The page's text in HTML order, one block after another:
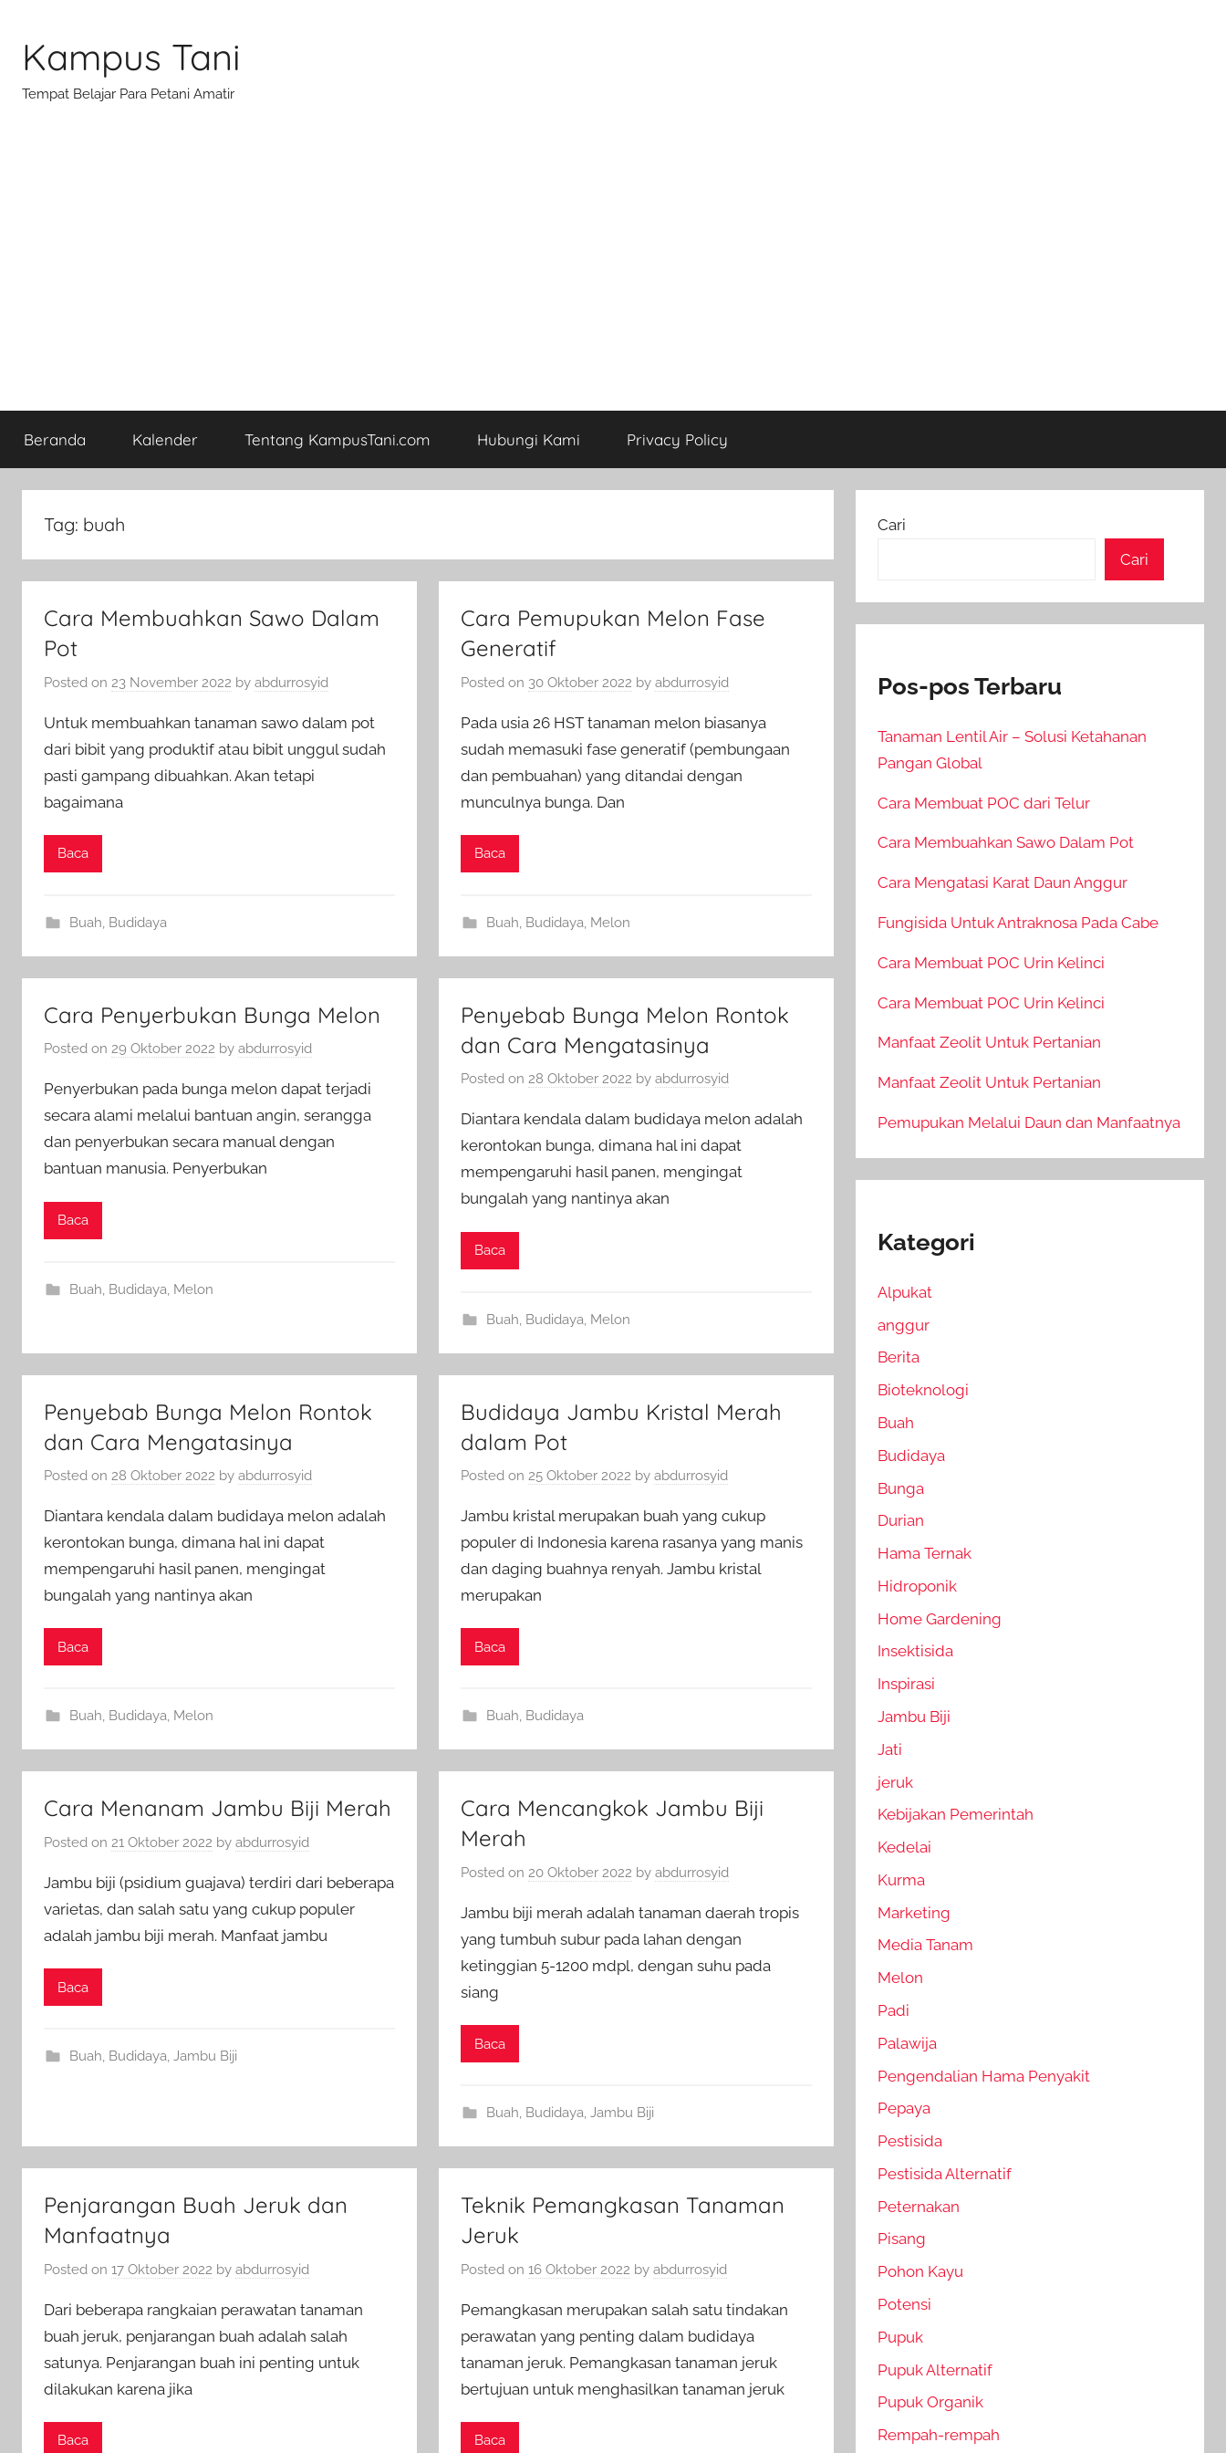
content
Kampus Tani
Tempat Belajar Para Petani Amatir
Beranda Kalender Tentang KampusTani.com Hubungi Kami Privacy Policy
Tag: buah
Cara Membuahkan Sawo Dalam
Pot
Posted on 23 November 2022 by abdurrosyid
Untuk membuahkan tanaman sawo dalam pot
dari bibit yang produktif atau bibit unggul sudah
pasti gampang dibuahkan. Akan tetapi
bagaimana
Baca
Buah, Budidaya
Cara Pemupukan Melon Fase
Generatif
Posted on 30 Oktober 2022 byabdurrosyid
Pada usia 26 HST tanaman melon biasanya
sudah memasuki fase generatif (pembungaan
dan pembuahan) yang ditandai dengan
munculnya bunga. Dan
Baca
Buah, Budidaya, Melon
Cara Penyerbukan Bunga Melon
Posted on 29 Oktober 2022 by abdurrosyid
Penyerbukan pada bunga melon dapat terjadi
secara alami melalui bantuan angin, serangga
dan penyerbukan secara manual dengan
bantuan manusia. Penyerbukan
Baca
Buah Budidaya Melon
Penyebab Bunga Melon Rontok
dan Cara Mengatasinya
Posted on28 Oktober 2022 byabdurrosyid
Diantara kendala dalam budidaya melon adalah
kerontokan bunga, dimana hal ini dapat
mempengaruhi hasil panen, mengingat
bungalah yang nantinya akan
Baca
Buah Budidaya Melon
Penyebab Bunga Melon Rontok
dan Cara Mengatasinya
Posted on 28 Oktober 2022 by abdurrosyid
Diantara kendala dalam budidaya melon adalah
kerontokan bunga, dimana hal ini dapat
mempengaruhi hasil panen, mengingat
bungalah yang nantinya akan
Baca
Buah, Budidaya, Melon
Budidaya Jambu Kristal Merah
dalam Pot
Posted on25 Oktober 2022 byabdurrosyid
Jambu kristal merupakan buah yang cukup
populer di Indonesia karena rasanya yang manis
dan daging buahnya renyah. Jambu kristal
merupakan
Baca
Buah, Budidaya
Cara Menanam Jambu Biji Merah
Posted on 21 Oktober 2022 by abdurrosyid
Jambu biji (psidium guajava) terdiri dari beberapa
varietas, dan salah satu yang cukup populer
adalah jambu biji merah. Manfaat jambu
Baca
Buah, Budidaya, Jambu Biji
Cara Mencangkok Jambu Biji
Merah
Posted on20 Oktober 2022 byabdurrosyid
Jambu biji merah adalah tanaman daerah tropis
yang tumbuh subur pada lahan dengan
ketinggian 5-1200 mdpl, dengan suhu pada
siang
Baca
Buah, Budidaya, Jambu Biji
Penjarangan Buah Jeruk dan
Manfaatnya
Posted on 17 Oktober 2022 by abdurrosyid
Dari beberapa rangkaian perawatan tanaman
buah jeruk, penjarangan buah adalah salah
satunya. Penjarangan buah ini penting untuk
dilakukan karena jika
Baca
Teknik Pemangkasan Tanaman
Jeruk
Posted on16 Oktober 2022 byabdurrosyid
Pemangkasan merupakan salah satu tindakan
perawatan yang penting dalam budidaya
tanaman jeruk. Pemangkasan tanaman jeruk
bertujuan untuk menghasilkan tanaman jeruk
Baca
Cari
Cari
Pos-pos Terbaru
Tanaman Lentil Air – Solusi Ketahanan
Pangan Global
Cara Membuat POC dari Telur
Cara Membuahkan Sawo Dalam Pot
Cara Mengatasi Karat Daun Anggur
Fungisida Untuk Antraknosa Pada Cabe
Cara Membuat POC Urin Kelinci
Cara Membuat POC Urin Kelinci
Manfaat Zeolit Untuk Pertanian
Manfaat Zeolit Untuk Pertanian
Pemupukan Melalui Daun dan Manfaatnya
Kategori
Alpukat
anggur
Berita
Bioteknologi
Buah
Budidaya
Bunga
Durian
Hama Ternak
Hidroponik
Home Gardening
Insektisida
Inspirasi
Jambu Biji
Jati
jeruk
Kebijakan Pemerintah
Kedelai
Kurma
Marketing
Media Tanam
Melon
Padi
Palawija
Pengendalian Hama Penyakit
Pepaya
Pestisida
Pestisida Alternatif
Peternakan
Pisang
Pohon Kayu
Potensi
Pupuk
Pupuk Alternatif
Pupuk Organik
Rempah-rempah